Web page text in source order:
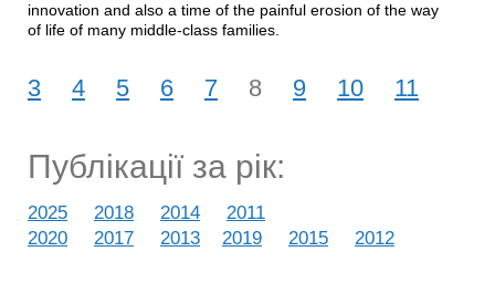
innovation and also a time of the painful erosion of the way
of life of many middle-class families.
3 4 5 6 7 8 9 10 11
Публікації за рік:
2025 2018 2014
2011
2020
2017 2013 2019 2015 2012